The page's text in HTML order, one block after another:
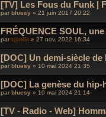
[TV] Les Fous du Funk |
par bluesy » 21 juin 2017 20:22
FRÉQUENCE SOUL,
part@nGi » 27 nov. 2022 16:34
[DOC] Un demi-siècle de
par bluesy » 10 mai 2024 21:35
[DOC] La genèse du
parbluesy » 10 mai 2024 21:14
[TV - Radio - Web]